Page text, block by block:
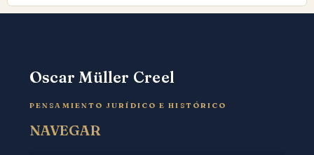
Oscar Müller Creel
PENSAMIENTO JURÍDICO E HISTÓRICO
NAVEGAR